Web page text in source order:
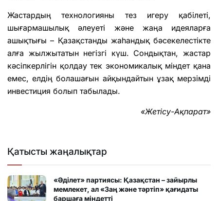
Жастардың технологияны тез игеру қабілеті,
шығармашылық әлеуеті және жаңа идеяларға
ашықтығы – Қазақстанды жаһандық бәсекелестікте
алға жылжытатын негізгі күш. Сондықтан, жастар
кәсіпкерлігін қолдау тек экономикалық міндет қана
емес, елдің болашағын айқындайтын ұзақ мерзімді
инвестиция болып табылады.
«Жетісу-Ақпарат»
Қатысты жаңалықтар
«Әділет» партиясы: Қазақстан – зайырлы
мемлекет, ал «Заң және тәртіп» қағидаты
баршаға міндетті